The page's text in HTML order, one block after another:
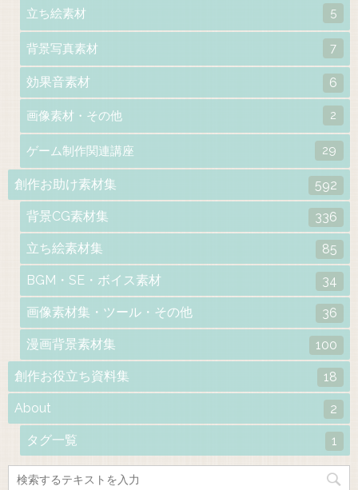
立ち絵素材 5
背景写真素材 7
効果音素材 6
画像素材・その他 2
ゲーム制作関連講座 29
創作お助け素材集 592
背景CG素材集 336
立ち絵素材集 85
BGM・SE・ボイス素材 34
画像素材集・ツール・その他 36
漫画背景素材集 100
創作お役立ち資料集 18
About 2
タグ一覧 1